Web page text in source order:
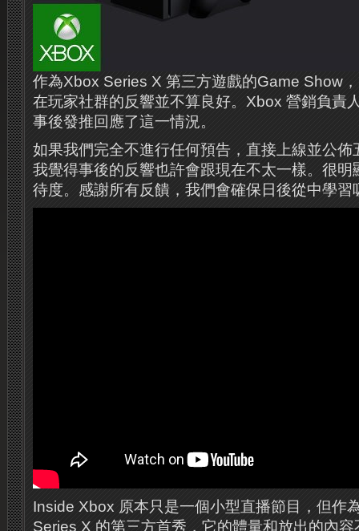
作為Xbox Series X 第三方遊戲的Game Show
在玩家社群的反響並不算良好。Xbox 營銷負責
事後發推回應了這一情況。
如果我們完全不進行任何預告，直接上線並公
我覺得事後的反響也許會跟現在不太一樣。很明
待度。感謝所有反饋，我們會確保日後從中學習
Inside Xbox 原本只是一個小型直播節目，但作
Series X 的第三方首秀，它的體量和放出的內